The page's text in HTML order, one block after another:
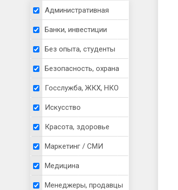
Административная
Банки, инвестиции
Без опыта, студенты
Безопасность, охрана
Госслужба, ЖКХ, НКО
Искусство
Красота, здоровье
Маркетинг / СМИ
Медицина
Менеджеры, продавцы